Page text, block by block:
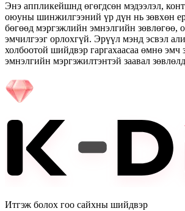
Энэ аппликейшнд өгөгдсөн мэдээлэл,
оюуны шинжилгээний үр дүн нь зөвхөн
бөгөөд мэргэжлийн эмнэлгийн зөвлөгөө,
эмчилгээг орлохгүй. Эрүүл мэнд эсвэл
холбоотой шийдвэр гаргахаасаа өмнө эмч
эмнэлгийн мэргэжилтэнтэй заавал
Итгэж болох гоо сайхны шийдвэр